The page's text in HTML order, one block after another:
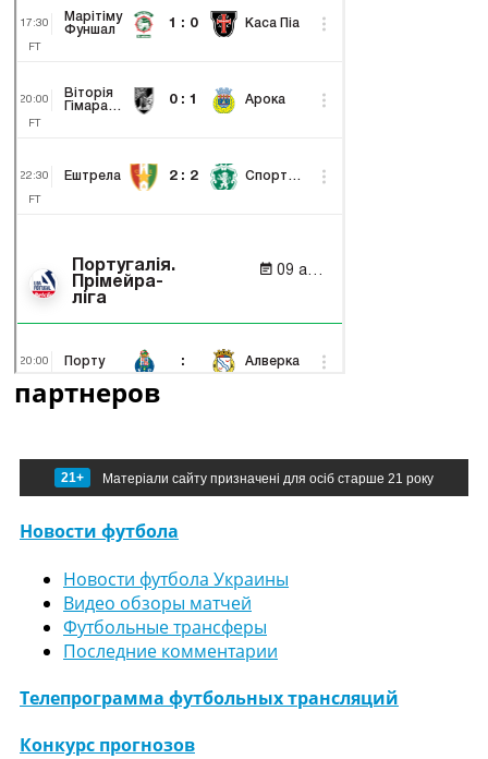
партнеров
21+ Матеріали сайту призначені для осіб старше 21 року
Новости футбола
Новости футбола Украины
Видео обзоры матчей
Футбольные трансферы
Последние комментарии
Телепрограмма футбольных трансляций
Конкурс прогнозов